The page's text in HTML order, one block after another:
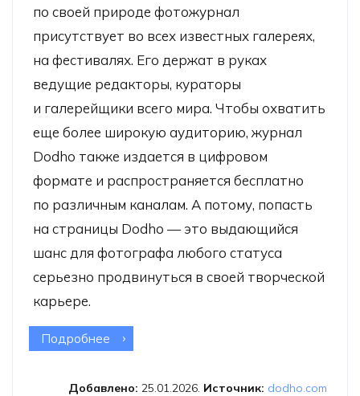
по своей природе фотожурнал
присутствует во всех известных галереях,
на фестивалях. Его держат в руках
ведущие редакторы, кураторы
и галерейщики всего мира. Чтобы охватить
еще более широкую аудиторию, журнал
Dodho также издается в цифровом
формате и распространяется бесплатно
по различным каналам. А потому, попасть
на страницы Dodho — это выдающийся
шанс для фотографа любого статуса
серьезно продвинуться в своей творческой
карьере.
Подробнее о Фотоконкурс Dodho Magazine
Добавлено: 25.01.2026. Источник: dodho.com